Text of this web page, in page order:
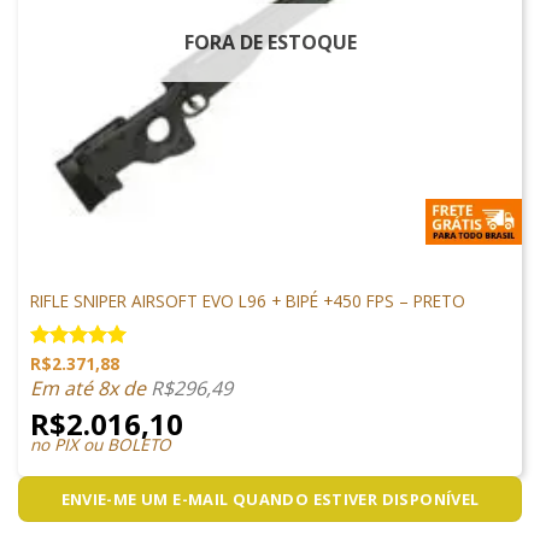
FORA DE ESTOQUE
RIFLE SNIPER AIRSOFT EVO L96 + BIPÉ +450 FPS – PRETO
Avaliação
5.00 de 5
R$2.371,88
Em até 8x deR$296,49
R$2.016,10
no PIX ou BOLETO
ENVIE-ME UM E-MAIL QUANDO ESTIVER DISPONÍVEL